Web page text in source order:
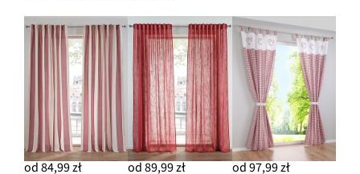
od 84,99 zł od 89,99 zł od 97,99 zł